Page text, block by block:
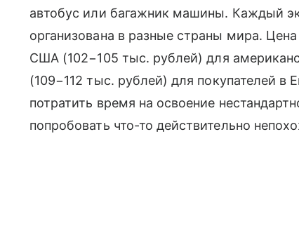
автобус или багажник машины. Каждый
организована в разные страны мира.
США (102−105 тыс. рублей) для
(109−112 тыс. рублей) для покупателей в
потратить время на освоение
попробовать что-то действительно